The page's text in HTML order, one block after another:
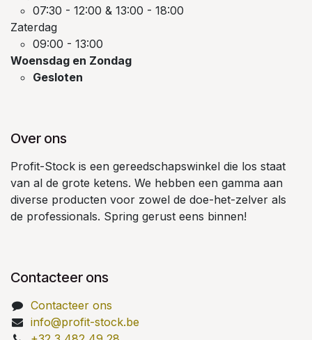
07:30 - 12:00 & 13:00 - 18:00
Zaterdag
09:00 - 13:00
Woensdag en Zondag
Gesloten
Over ons
Profit-Stock is een gereedschapswinkel die los staat
van al de grote ketens. We hebben een gamma aan
diverse producten voor zowel de doe-het-zelver als
de professionals. Spring gerust eens binnen!
Contacteer ons
Contacteer ons
info@profit-stock.be